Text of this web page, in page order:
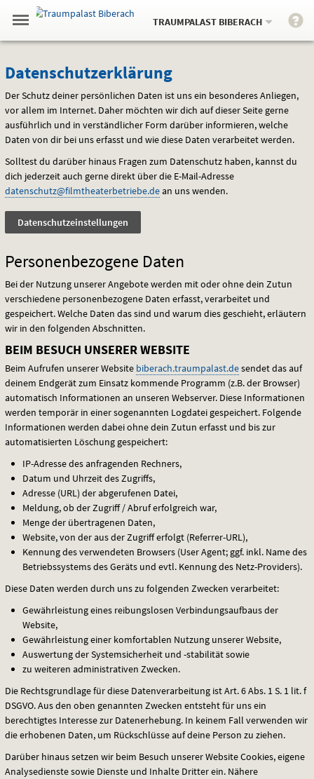
Springe
zum
,zum
.
Navigation
Service
Gehe
zur
Auswahl
TRAUMPALAST BIBERACH.
Datenschutzerklärung
Datenschutzerklärung
Der Schutz deiner persönlichen Daten ist uns ein besonderes Anliegen,
vor allem im Internet. Daher möchten wir dich auf dieser Seite gerne
ausführlich und in verständlicher Form darüber informieren, welche
Daten von dir bei uns erfasst und wie diese Daten verarbeitet werden.
Solltest du darüber hinaus Fragen zum Datenschutz haben, kannst du
dich jederzeit auch gerne direkt über die E-Mail-Adresse
datenschutz@filmtheaterbetriebe.dean uns wenden.
Datenschutzeinstellungen
Personenbezogene Daten
Bei der Nutzung unserer Angebote werden mit oder ohne dein Zutun
verschiedene personenbezogene Daten erfasst, verarbeitet und
gespeichert. Welche Daten das sind und warum dies geschieht, erläutern
wir in den folgenden Abschnitten.
BEIM BESUCH UNSERER WEBSITE
Beim Aufrufen unserer Website biberach.traumpalast.desendet das auf
deinem Endgerät zum Einsatz kommende Programm (z.B. der Browser)
automatisch Informationen an unseren Webserver. Diese Informationen
werden temporär in einer sogenannten Logdatei gespeichert. Folgende
Informationen werden dabei ohne dein Zutun erfasst und bis zur
automatisierten Löschung gespeichert:
IP-Adresse des anfragenden Rechners,
Datum und Uhrzeit des Zugriffs,
Adresse (URL) der abgerufenen Datei,
Meldung, ob der Zugriff / Abruf erfolgreich war,
Menge der übertragenen Daten,
Website, von der aus der Zugriff erfolgt (Referrer-URL),
Kennung des verwendeten Browsers (User Agent; ggf. inkl. Name des
Betriebssystems des Geräts und evtl. Kennung des Netz-Providers).
Diese Daten werden durch uns zu folgenden Zwecken verarbeitet:
Gewährleistung eines reibungslosen Verbindungsaufbaus der
Website,
Gewährleistung einer komfortablen Nutzung unserer Website,
Auswertung der Systemsicherheit und -stabilität sowie
zu weiteren administrativen Zwecken.
Die Rechtsgrundlage für diese Datenverarbeitung ist Art. 6 Abs. 1 S. 1 lit. f
DSGVO. Aus den oben genannten Zwecken entsteht für uns ein
berechtigtes Interesse zur Datenerhebung. In keinem Fall verwenden wir
die erhobenen Daten, um Rückschlüsse auf deine Person zu ziehen.
Darüber hinaus setzen wir beim Besuch unserer Website Cookies, eigene
Analysedienste sowie Dienste und Inhalte Dritter ein. Nähere